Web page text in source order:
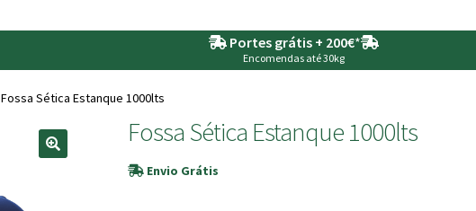
Portes grátis + 200€*
Encomendas até 30kg
Fossa Sética Estanque 1000lts
Fossa Sética Estanque 1000lts
Envio Grátis